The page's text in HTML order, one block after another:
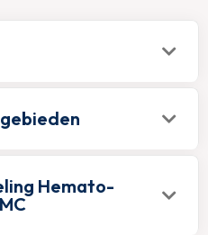
Hemato-